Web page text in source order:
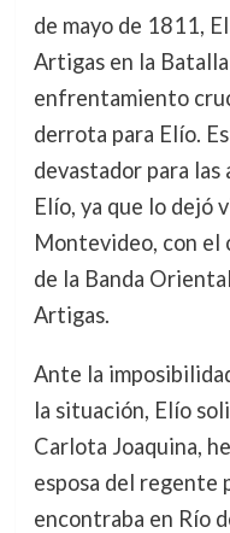
de mayo de 1811,
Artigas en la
enfrentamiento
derrota para Elío.
devastador para
Elío, ya que lo dejó
Montevideo, con
de la Banda
Artigas.
Ante la
la situación, Elío
Carlota Joaquina,
esposa del regente
encontraba en Río